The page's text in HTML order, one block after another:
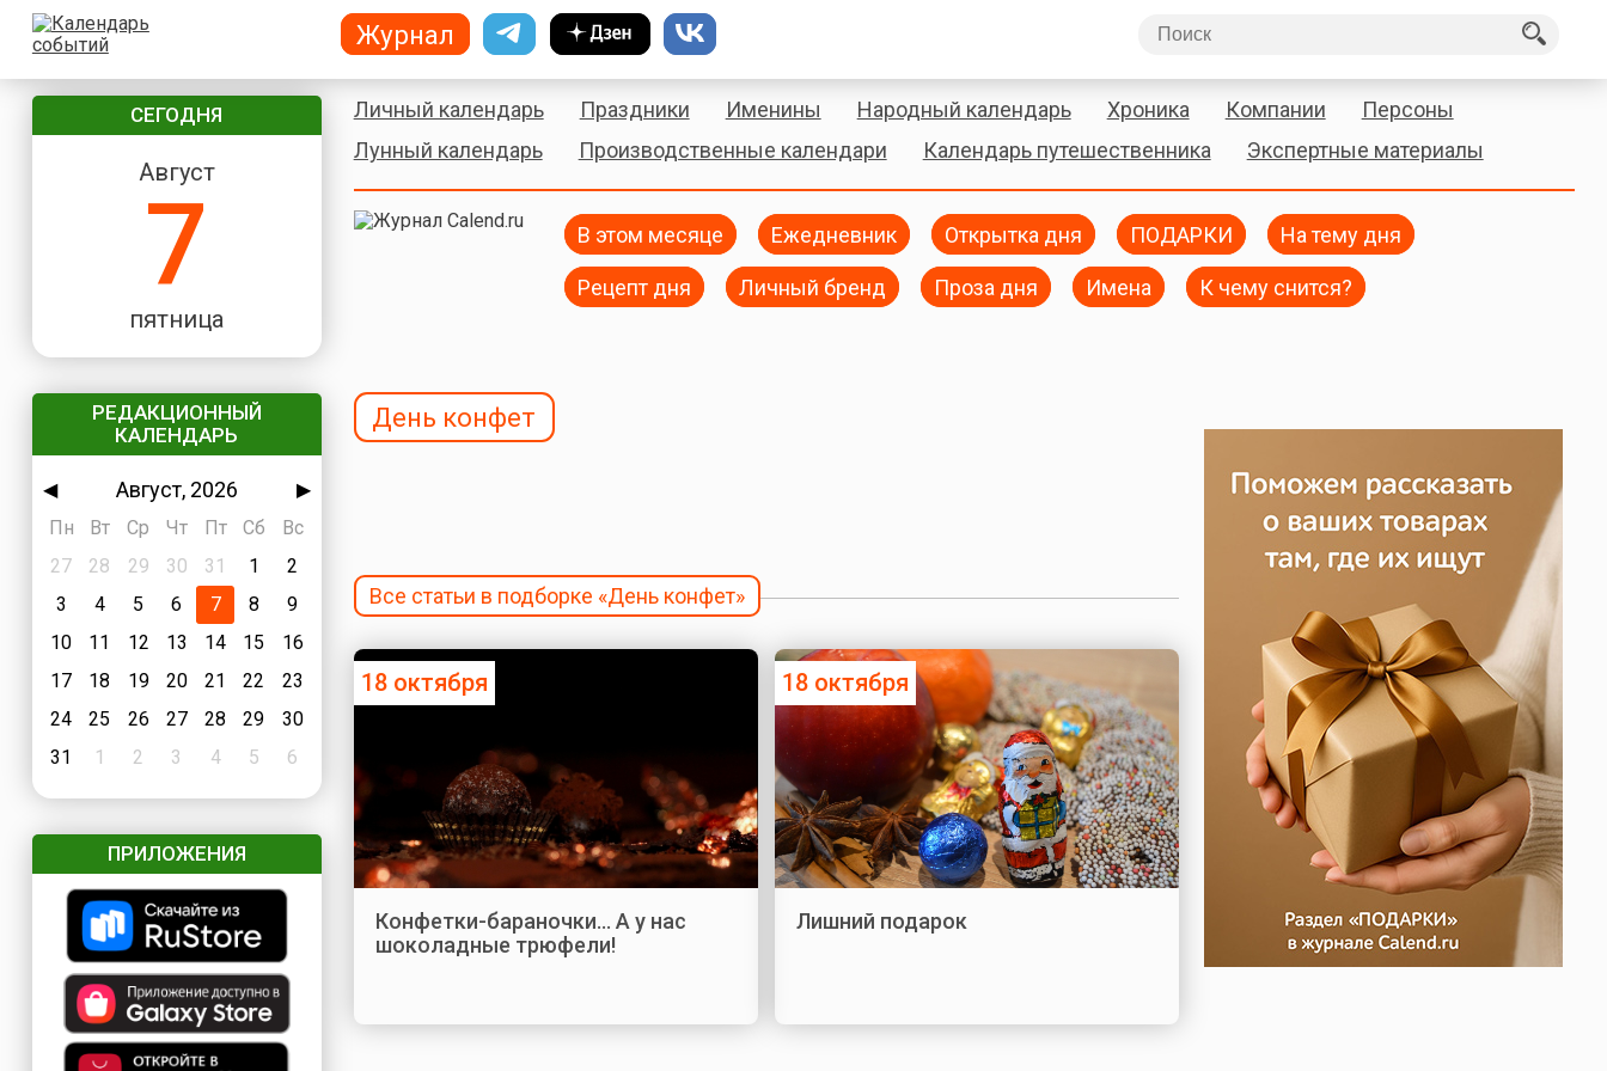
СЕГОДНЯ
Август
7
пятница
РЕДАКЦИОННЫЙ
КАЛЕНДАРЬ
◀ Август, 2026
▶
Пн
Вт Ср Чт Пт Сб
Вс
27
28 29 30 31 1
2
3
4 5 6 7 8
9
10
11 12 13 14 15
16
17
18 19 20 21 22
23
24
25 26 27 28 29
30
31
1 2 3 4 5 6
ПРИЛОЖЕНИЯ
Личный календарь Праздники Именины Народный календарь Хроника Компании
Персоны
Лунный календарь
Производственные календари Календарь путешественника Экспертные материалы
В этом месяце Ежедневник Открытка дня ПОДАРКИ На тему дня
Рецепт дня Личный бренд Проза дня Имена К чему снится?
День конфет
Все статьи в подборке «День конфет»
18 октября
Конфетки-бараночки… А у нас
шоколадные трюфели!
18 октября
Лишний подарок
Журнал